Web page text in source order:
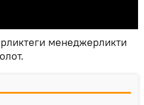
менеджерликти